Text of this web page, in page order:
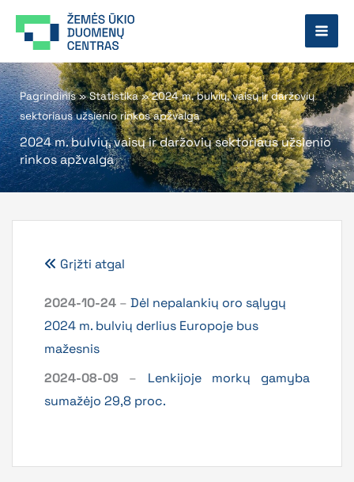
prie
Pagrindinis»Statistika»2024 m. bulvių, vaisų ir daržovių
sektoriaus užsienio rinkos apžvalga
2024 m. bulvių, vaisų ir daržovių sektoriaus užsienio
rinkos apžvalga
Grįžti atgal
2024-10-24 – Dėl nepalankių oro sąlygų
2024 m. bulvių derlius Europoje bus
mažesnis
2024-08-09 – Lenkijoje morkų gamyba
sumažėjo 29,8 proc.